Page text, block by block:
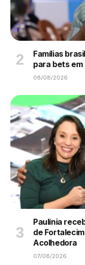
Famílias
para bets em
08/08/2026
Paulínia
de
Acolhedora
07/08/2026